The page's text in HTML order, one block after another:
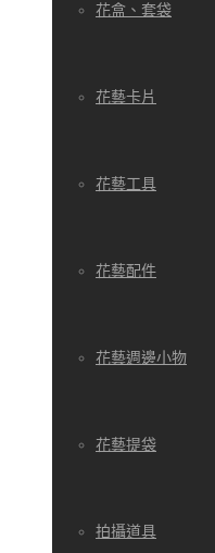
花盒、套袋
花藝卡片
花藝工具
花藝配件
花藝週邊小物
花藝提袋
拍攝道具